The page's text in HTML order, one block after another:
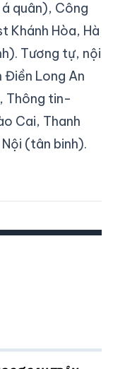
quân), Công
Khánh Hòa, Hà
Tương tự, nội
Điền Long An
Thông tin-
Cai, Thanh
(tân binh).